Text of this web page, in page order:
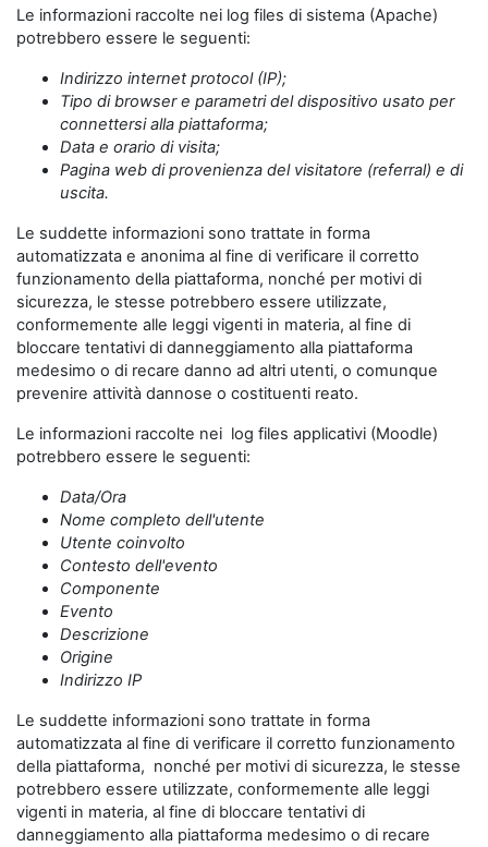
Le informazioni raccolte nei log files di sistema (Apache)
potrebbero essere le seguenti:
Indirizzo internet protocol (IP);
Tipo di browser e parametri del dispositivo usato per
connettersi alla piattaforma;
Data e orario di visita;
Pagina web di provenienza del visitatore (referral) e di
uscita.
Le suddette informazioni sono trattate in forma
automatizzata e anonima al fine di verificare il corretto
funzionamento della piattaforma, nonché per motivi di
sicurezza, le stesse potrebbero essere utilizzate,
conformemente alle leggi vigenti in materia, al fine di
bloccare tentativi di danneggiamento alla piattaforma
medesimo o di recare danno ad altri utenti, o comunque
prevenire attività dannose o costituenti reato.
Le informazioni raccolte nei log files applicativi (Moodle)
potrebbero essere le seguenti:
Data/Ora
Nome completo dell'utente
Utente coinvolto
Contesto dell'evento
Componente
Evento
Descrizione
Origine
Indirizzo IP
Le suddette informazioni sono trattate in forma
automatizzata al fine di verificare il corretto funzionamento
della piattaforma, nonché per motivi di sicurezza, le stesse
potrebbero essere utilizzate, conformemente alle leggi
vigenti in materia, al fine di bloccare tentativi di
danneggiamento alla piattaforma medesimo o di recare